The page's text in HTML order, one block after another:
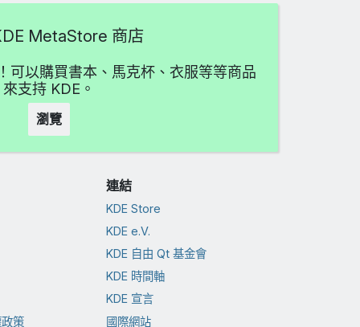
MetaStore 商店
可以購買書本、馬克杯、衣服等等商品
來支持 KDE。
瀏覽
策
連結
KDE Store
KDE e.V.
KDE 自由 Qt 基金會
KDE 時間軸
KDE 宣言
國際網站